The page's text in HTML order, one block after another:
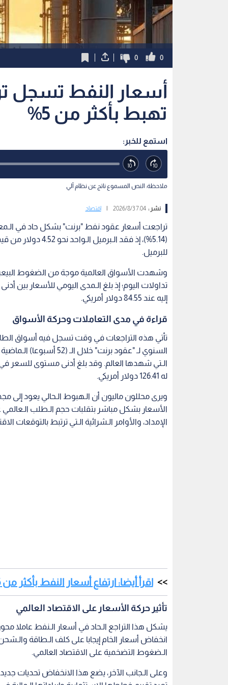
0
0
أسعار النفط تسجل
تهبط بأكثر من 5%
استمع للخبر:
ملاحظة: النص المسموع ناتج عن نظام آلي
نشر :7:04 2026/8/3
| اقتصاد
تراجعت أسعار عقود نفط "برنت" بشكل حاد في
للبرميل.
وشهدت الأسواق العالمية موجة من الضغوط
إليه عند 84.55 دولار أمريكي.
قراءة في مدى التعاملات وحركة الأسواق
تأتي هذه التراجعات في وقت تسجل فيه أسواق
السنوي لـ "عقود برنت"
له 126.41 دولار أمريكي.
ويرى محللون ماليون أن الـهبوط الـحالي يعود إلى
الأسعار بشكل مباشر بتقلبات حجم الـطلب الـعالمي
الإمداد، والأوامر الـشرائية الـتي ترتبط بالتوقعات
اقرأ أيضا: ارتفاع أسعار النفط بأكثر من 6% عقب تهديدات ترمب بضرب إيران
تأثير حركة الأسعار على الاقتصاد العالمي
يشكل هذا التراجع الـحاد في أسعار الـنفط عاملا
انخفاض أسعار الخام إيجابا على كلف الـطاقة
الـضغوط التضخمية على الاقتصاد العالمي.
وعلى الـجانب الآخر، يضع هذا الانخفاض تحديات